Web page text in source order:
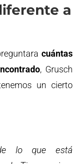
a
cuántas
, Grusch
un cierto
lo que está